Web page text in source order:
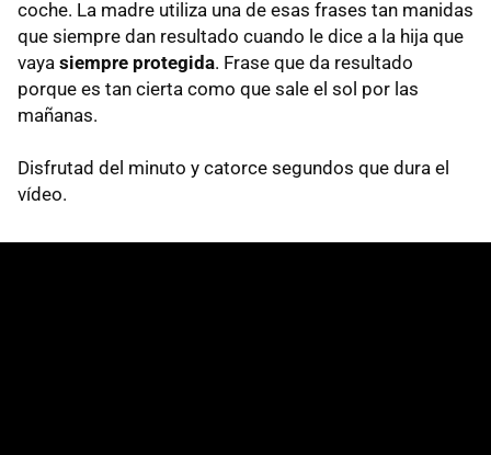
coche. La madre utiliza una de esas frases tan manidas
que siempre dan resultado cuando le dice a la hija que
vaya siempre protegida. Frase que da resultado
porque es tan cierta como que sale el sol por las
mañanas.
Disfrutad del minuto y catorce segundos que dura el
vídeo.